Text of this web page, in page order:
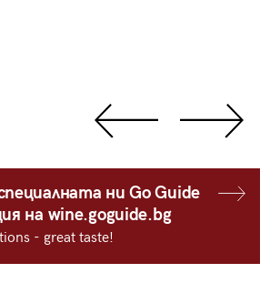
ни Go Guide
на wine.goguide.bg
- great taste!